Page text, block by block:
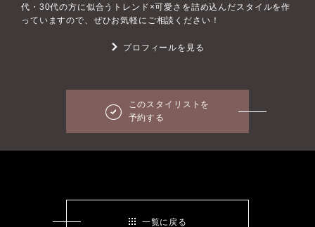
代・30代の方に似合うトレンド×可愛さを詰め込んだスタイルを作
っていますので、ぜひお気軽にご相談ください！
プロフィールを見る
このスタイリストを
予約する
一覧に戻る